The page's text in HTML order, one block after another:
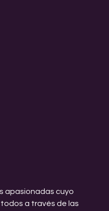
apasionadas cuyo
a través de las